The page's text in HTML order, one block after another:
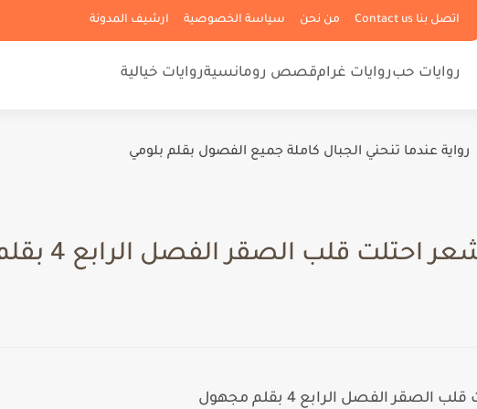
اتصل بنا Contact us من نحن سياسة الخصوصية ارشيف المدونة
روايات حبروايات غرامقصص رومانسيةروايات خيالية
رواية عندما تنحني الجبال كاملة جميع الفصول بقلم بلومي
احتلت قلب الصقر الفصل الرابع 4 بقلم مجهول
الفصل الرابع 4 بقلم مجهول